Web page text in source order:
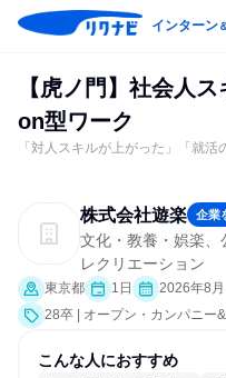
インターン
【虎ノ門】社会人
on型ワーク
「対人スキルが上がった」「就活
株式会社遊楽 企業
文化・教養・娯楽、
レクリエーション
東京都 1日
2026年8
28卒 | オープン・カンパニー
こんな人におすすめ